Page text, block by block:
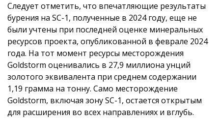
Следует отметить, что впечатляющие результаты
бурения на SC-1, полученные в 2024 году, еще не
были учтены при последней оценке минеральных
ресурсов проекта, опубликованной в феврале 2024
года. На тот момент ресурсы месторождения
Goldstorm оценивались в 27,9 миллиона унций
золотого эквивалента при среднем содержании
1,19 грамма на тонну. Само месторождение
Goldstorm, включая зону SC-1, остается открытым
для расширения во всех направлениях и вглубь.